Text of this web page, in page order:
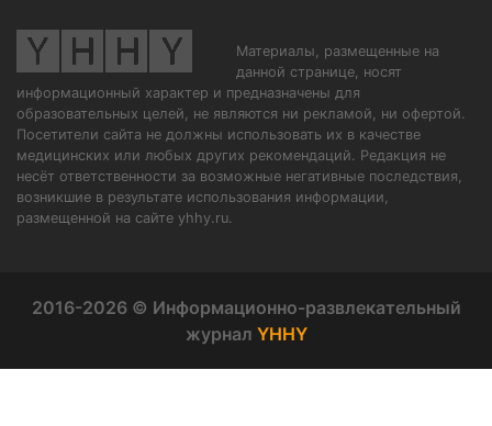
Материалы, размещенные на
данной странице, носят
информационный характер и предназначены для
образовательных целей, не являются ни рекламой, ни офертой.
Посетители сайта не должны использовать их в качестве
медицинских или любых других рекомендаций. Редакция не
несёт ответственности за возможные негативные последствия,
возникшие в результате использования информации,
размещенной на сайте yhhy.ru.
2016-2026 © Информационно-развлекательный
журнал YHHY